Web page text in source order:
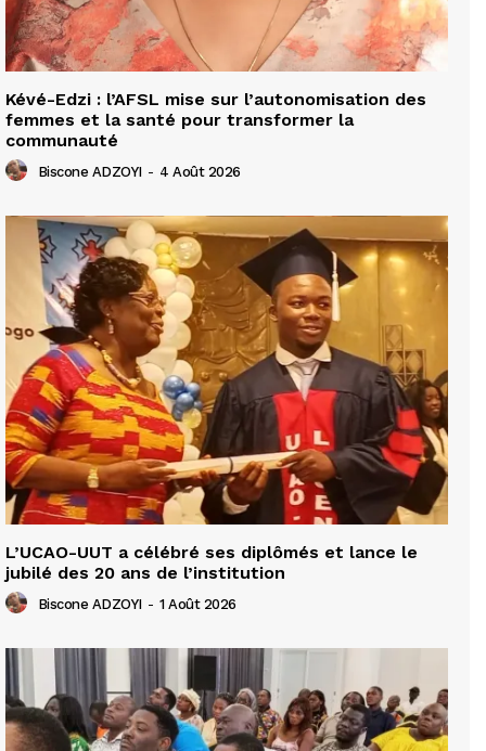
Kévé-Edzi : l’AFSL mise sur l’autonomisation des
femmes et la santé pour transformer la
communauté
Biscone ADZOYI - 4 Août 2026
L’UCAO-UUT a célébré ses diplômés et lance le
jubilé des 20 ans de l’institution
Biscone ADZOYI - 1 Août 2026